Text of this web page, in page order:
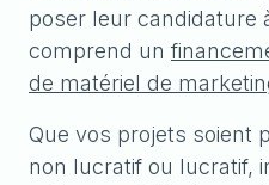
poser leur candidature
comprend un
de matériel de
Que vos projets soient
non lucratif ou lucratif,